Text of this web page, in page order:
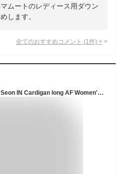
ムートのレディース用ダウン
します。
全てのおすすめコメント (1 件) >
MAMMUT(マムート) 【23秋冬】Seon IN Cardigan long AF Women's S 0001(black) 1013-02920